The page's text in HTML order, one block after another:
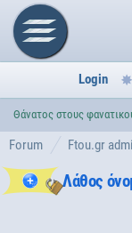
Login
Θάνατος στους
Forum Ftou.gr
Λάθος